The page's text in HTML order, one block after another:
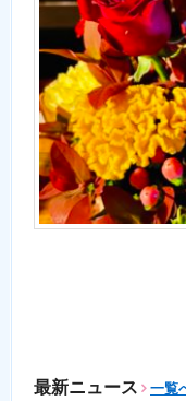
最新ニュース 一覧